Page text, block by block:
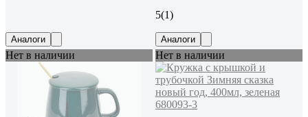
Аналоги
5(1)
Аналоги
Нет в наличии Нет в наличии